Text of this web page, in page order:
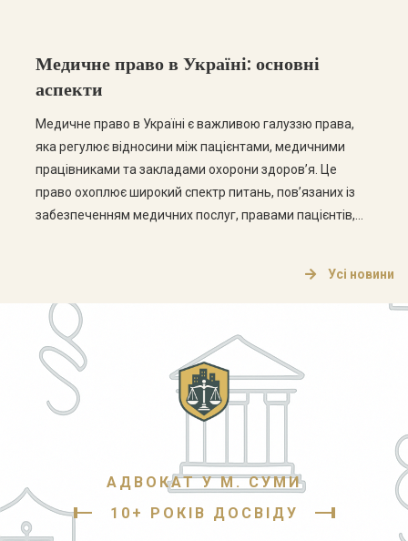
Медичне право в Україні: основні
аспекти
Медичне право в Україні є важливою галуззю права,
яка регулює відносини між пацієнтами, медичними
працівниками та закладами охорони здоров’я. Це
право охоплює широкий спектр питань, пов’язаних із
забезпеченням медичних послуг, правами пацієнтів,
права Медичне право в Україні складається з кількох
ключових аспектів, які варто розглянути […]
Усі новини
АДВОКАТ У М. СУМИ
10+ РОКІВ ДОСВІДУ